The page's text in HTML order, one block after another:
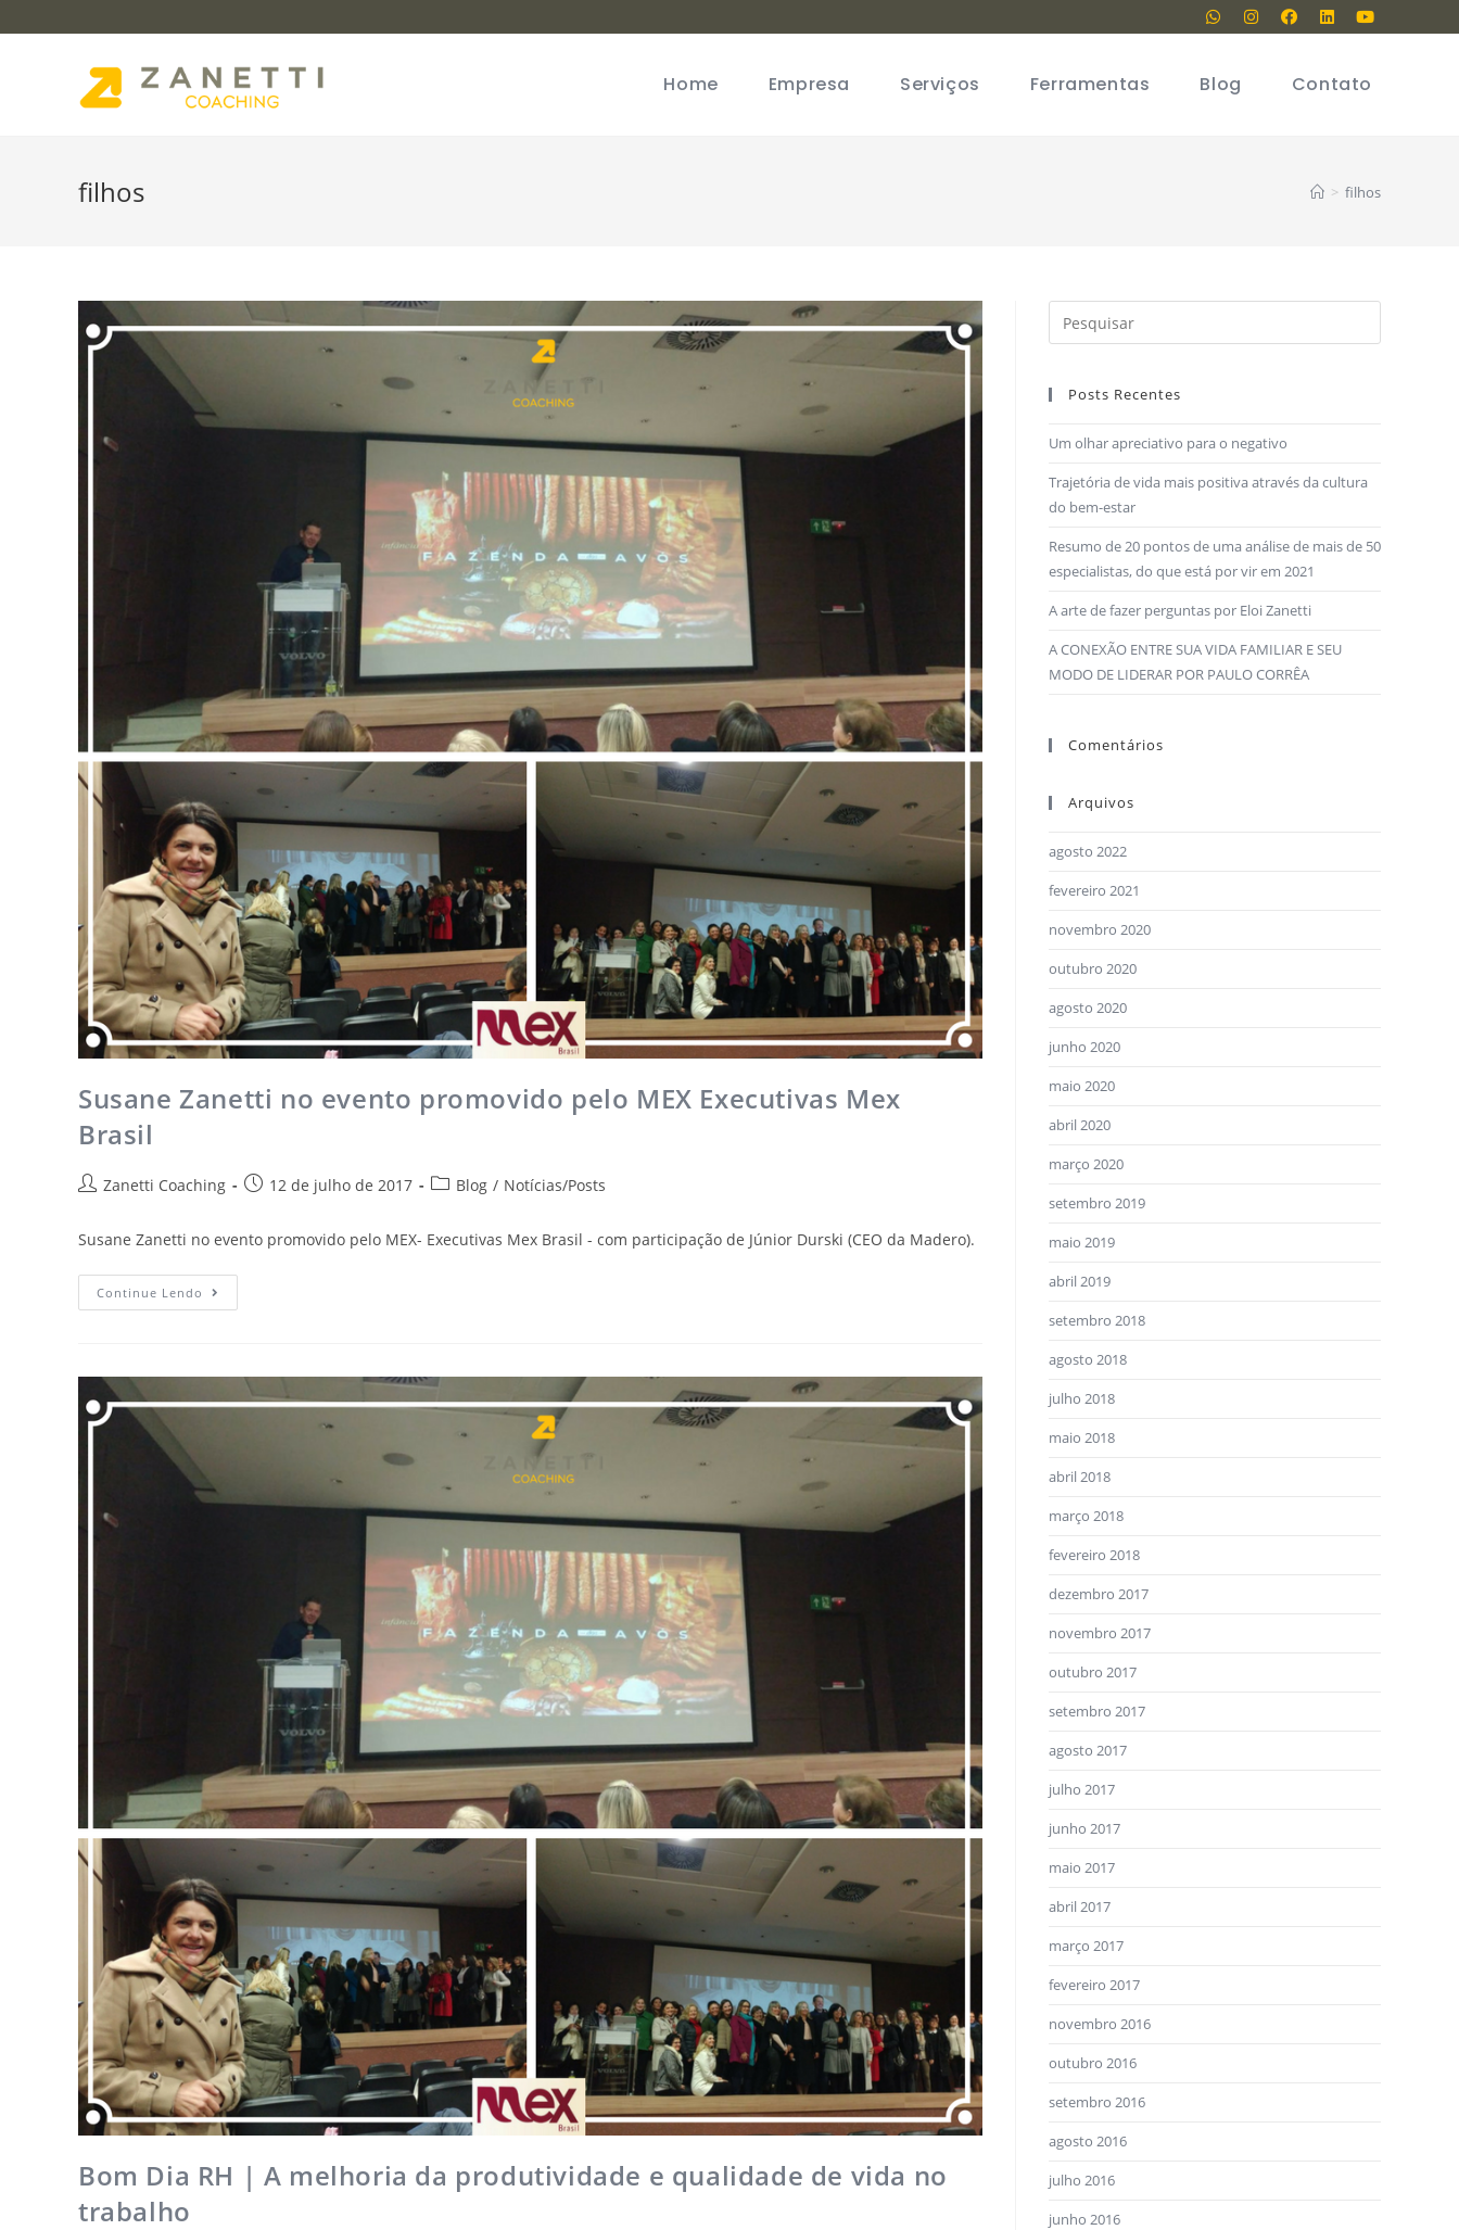
Home Empresa Serviços Ferramentas Blog Contato
filhos > filhos
Susane Zanetti no evento promovido pelo MEX Executivas Mex
Brasil
Zanetti Coaching 12 de julho de 2017 Blog / Notícias/Posts
Susane Zanetti no evento promovido pelo MEX- Executivas Mex Brasil - com participação de Júnior Durski (CEO da Madero).
Continue Lendo
Bom Dia RH | A melhoria da produtividade e qualidade de vida no
trabalho
Posts Recentes
Um olhar apreciativo para o negativo
Trajetória de vida mais positiva através da cultura
do bem-estar
Resumo de 20 pontos de uma análise de mais de 50
especialistas, do que está por vir em 2021
A arte de fazer perguntas por Eloi Zanetti
A CONEXÃO ENTRE SUA VIDA FAMILIAR E SEU
MODO DE LIDERAR POR PAULO CORRÊA
Comentários
Arquivos
agosto 2022
fevereiro 2021
novembro 2020
outubro 2020
agosto 2020
junho 2020
maio 2020
abril 2020
março 2020
setembro 2019
maio 2019
abril 2019
setembro 2018
agosto 2018
julho 2018
maio 2018
abril 2018
março 2018
fevereiro 2018
dezembro 2017
novembro 2017
outubro 2017
setembro 2017
agosto 2017
julho 2017
junho 2017
maio 2017
abril 2017
março 2017
fevereiro 2017
novembro 2016
outubro 2016
setembro 2016
agosto 2016
julho 2016
junho 2016